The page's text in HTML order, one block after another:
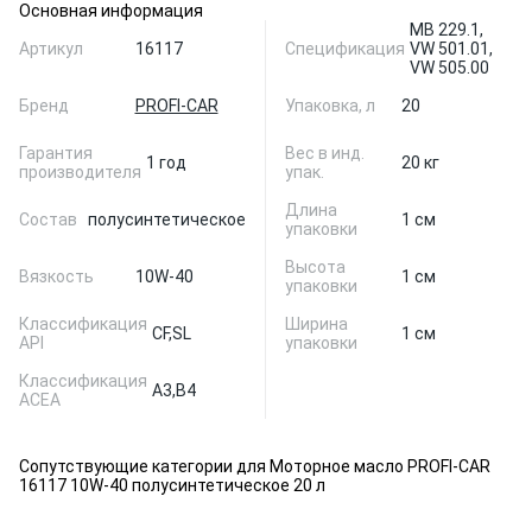
Основная информация
Артикул
16117
Бренд PROFI-CAR
Гарантия
производителя 1 год
Состав полусинтетическое
Вязкость 10W-40
Классификация
API
CF,SL
Классификация
ACEA
A3,B4
Спецификация
MB 229.1,
VW 501.01,
VW 505.00
Упаковка, л
20
Вес в инд.
упак.
20 кг
Длина
упаковки
1 см
Высота
упаковки
1 см
Ширина
упаковки
1 см
Сопутствующие категории для Моторное масло PROFI-CAR
16117 10W-40 полусинтетическое 20 л